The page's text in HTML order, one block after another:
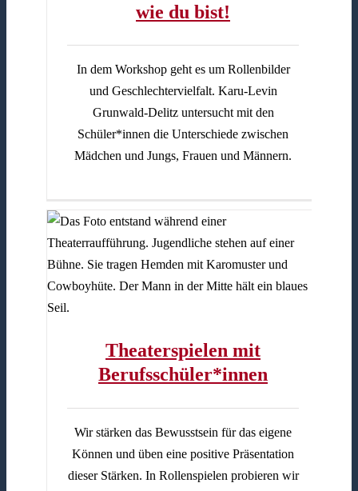
wie du bist!
In dem Workshop geht es um Rollenbilder
und Geschlechtervielfalt. Karu-Levin
Grunwald-Delitz untersucht mit den
Schüler*innen die Unterschiede zwischen
Mädchen und Jungs, Frauen und Männern.
Theaterspielen mit
Berufsschüler*innen
Wir stärken das Bewusstsein für das eigene
Können und üben eine positive Präsentation
dieser Stärken. In Rollenspielen probieren wir